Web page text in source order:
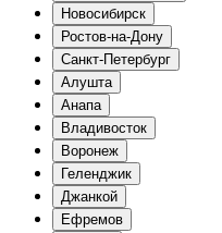
Новосибирск
Ростов-на-Дону
Санкт-Петербург
Алушта
Анапа
Владивосток
Воронеж
Геленджик
Джанкой
Ефремов